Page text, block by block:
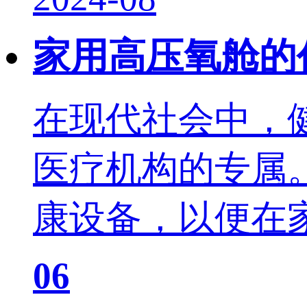
家用高压氧舱
在现代社会中，
医疗机构的专属
康设备，以便在
06